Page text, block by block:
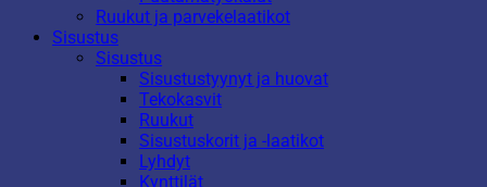
Ruukut ja parvekelaatikot
Sisustus
Sisustus
Sisustustyynyt ja huovat
Tekokasvit
Ruukut
Sisustuskorit ja -laatikot
Lyhdyt
Kynttilät